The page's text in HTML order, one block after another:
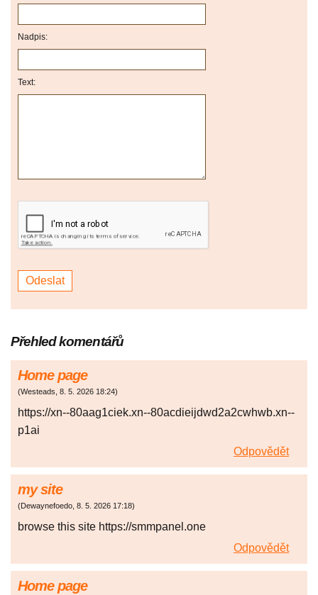
Nadpis:
Text:
Přehled komentářů
Home page
(Westeads, 8. 5. 2026 18:24)
https://xn--80aag1ciek.xn--80acdieijdwd2a2cwhwb.xn--
p1ai
Odpovědět
my site
(Dewaynefoedo, 8. 5. 2026 17:18)
browse this site https://smmpanel.one
Odpovědět
Home page